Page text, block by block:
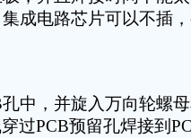
成电路芯片可以不插
中，并旋入万向轮螺
过PCB预留孔焊接到